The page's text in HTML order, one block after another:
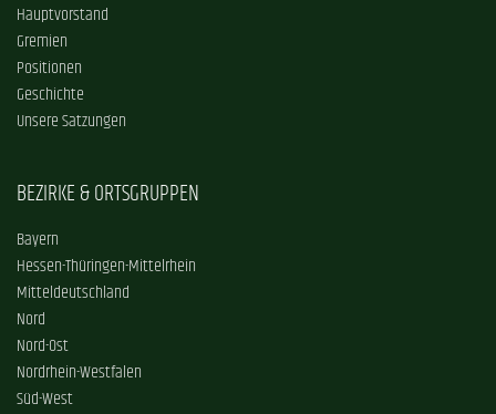
Hauptvorstand
Gremien
Positionen
Geschichte
Unsere Satzungen
BEZIRKE & ORTSGRUPPEN
Bayern
Hessen-Thüringen-Mittelrhein
Mitteldeutschland
Nord
Nord-Ost
Nordrhein-Westfalen
Süd-West